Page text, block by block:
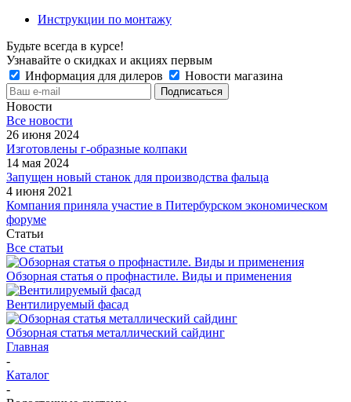
Инструкции по монтажу
Будьте всегда в курсе!
Узнавайте о скидках и акциях первым
Информация для дилеров
Новости магазина
Новости
Все новости
26 июня 2024
Изготовлены г-образные колпаки
14 мая 2024
Запущен новый станок для производства фальца
4 июня 2021
Компания приняла участие в Питербурском экономическом
форуме
Статьи
Все статьи
Обзорная статья о профнастиле. Виды и применения
Вентилируемый фасад
Обзорная статья металлический сайдинг
Главная
-
Каталог
-